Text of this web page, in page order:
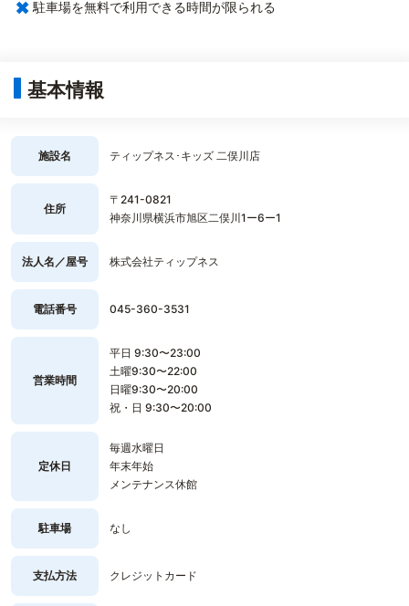
× 駐車場を無料で利用できる時間が限られる
基本情報
施設名 ティップネス･キッズ 二俣川店
住所
〒241-0821
神奈川県横浜市旭区二俣川1ー6ー1
法人名／屋号 株式会社ティップネス
電話番号 045-360-3531
営業時間
平日 9:30〜23:00
土曜9:30〜22:00
日曜9:30〜20:00
祝・日 9:30〜20:00
定休日
毎週水曜日
年末年始
メンテナンス休館
駐車場 なし
支払方法 クレジットカード